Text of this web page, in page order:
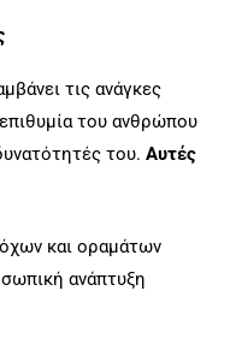
τις ανάγκες
του ανθρώπου
του. Αυτές
και οραμάτων
ανάπτυξη